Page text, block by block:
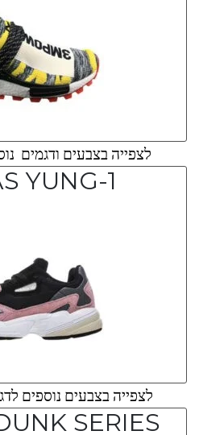
לצפייה בצבעים ודגמים
YUNG-1
לצפייה בצבעים נוספים
SERIES